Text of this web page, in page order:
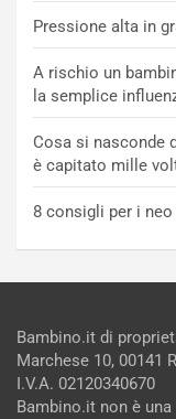
Pressione alta in
A rischio un
la semplice
Cosa si nasconde
è capitato mille
8 consigli per i neo
Bambino.it di
Marchese 10, 00141
I.V.A. 02120340670
Bambino.it non è